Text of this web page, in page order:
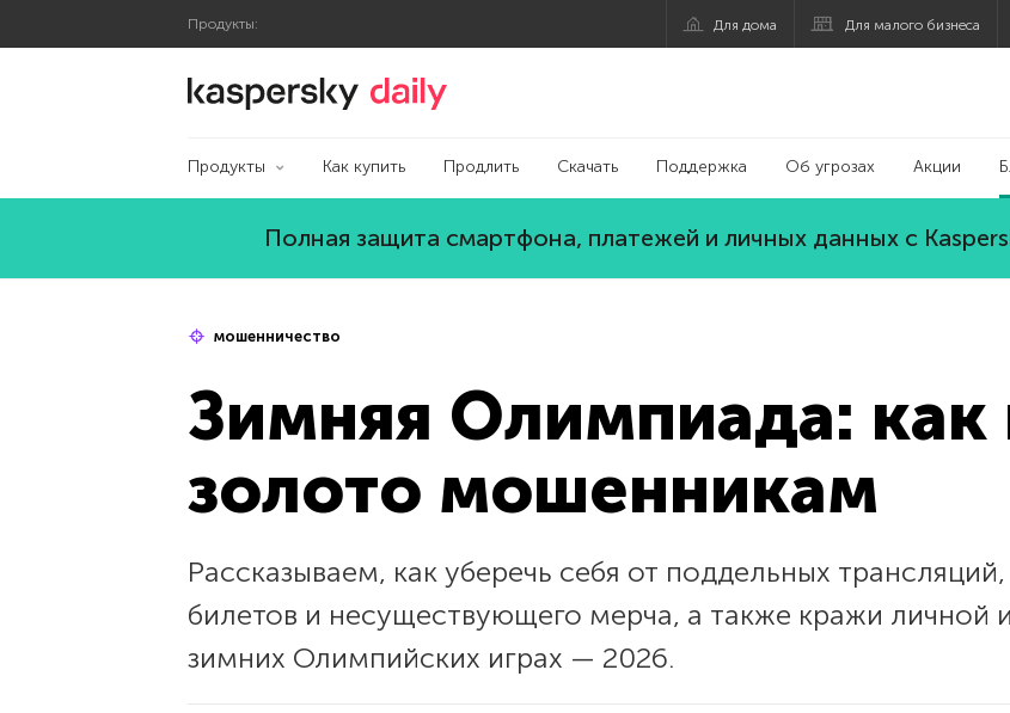
Продукты: Для дома Для малого бизнеса
Блог Касперского
Продукты Как купить Продлить Скачать Поддержка Об угрозах Акции
Полная защита смартфона, платежей и личных данных с
мошенничество
Зимняя Олимпиада: как
золото мошенникам
Рассказываем, как уберечь себя от поддельных
билетов и несуществующего мерча, а также кражи
зимних Олимпийских играх — 2026.